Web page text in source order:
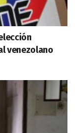
venezolano